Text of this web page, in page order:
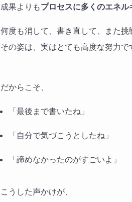
成果よりもプロセスに多くのエネル
何度も消して、書き直して、また挑
その姿は、実はとても高度な努力で
だからこそ、
「最後まで書いたね」
「自分で気づこうとしたね」
「諦めなかったのがすごいよ」
こうした声かけが、